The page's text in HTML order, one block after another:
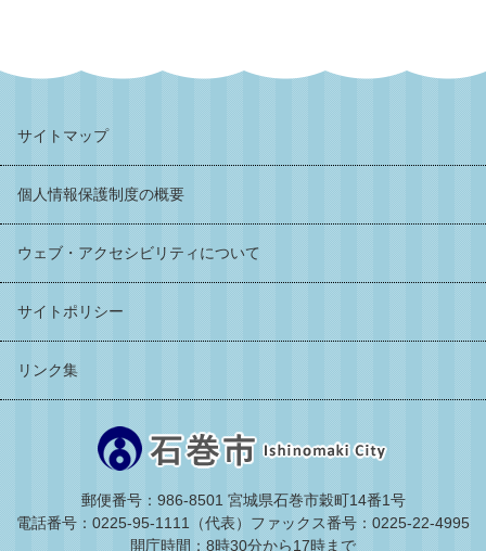
サイトマップ
個人情報保護制度の概要
ウェブ・アクセシビリティについて
サイトポリシー
リンク集
郵便番号：986-8501 宮城県石巻市穀町14番1号
電話番号：0225-95-1111（代表） ファックス番号：0225-22-4995
開庁時間：8時30分から17時まで